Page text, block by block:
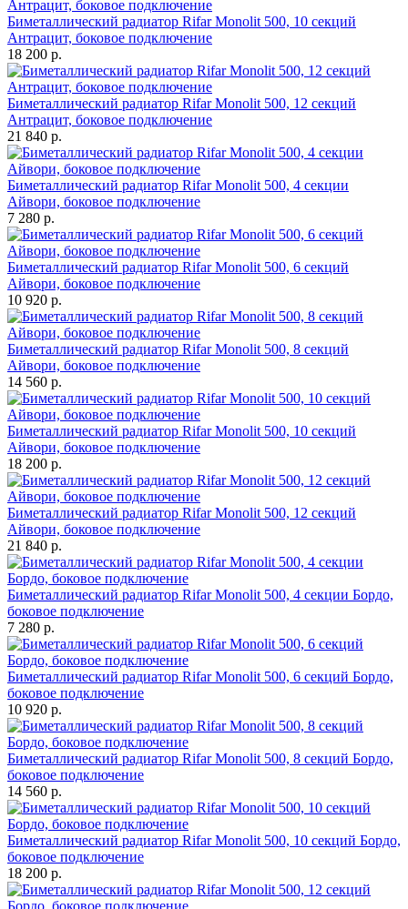
Биметаллический радиатор Rifar Monolit 500, 10 секций
Антрацит, боковое подключение
18 200 р.
Биметаллический радиатор Rifar Monolit 500, 12 секций
Антрацит, боковое подключение
21 840 р.
Биметаллический радиатор Rifar Monolit 500, 4 секции
Айвори, боковое подключение
7 280 р.
Биметаллический радиатор Rifar Monolit 500, 6 секций
Айвори, боковое подключение
10 920 р.
Биметаллический радиатор Rifar Monolit 500, 8 секций
Айвори, боковое подключение
14 560 р.
Биметаллический радиатор Rifar Monolit 500, 10 секций
Айвори, боковое подключение
18 200 р.
Биметаллический радиатор Rifar Monolit 500, 12 секций
Айвори, боковое подключение
21 840 р.
Биметаллический радиатор Rifar Monolit 500, 4 секции Бордо,
боковое подключение
7 280 р.
Биметаллический радиатор Rifar Monolit 500, 6 секций Бордо,
боковое подключение
10 920 р.
Биметаллический радиатор Rifar Monolit 500, 8 секций Бордо,
боковое подключение
14 560 р.
Биметаллический радиатор Rifar Monolit 500, 10 секций Бордо,
боковое подключение
18 200 р.